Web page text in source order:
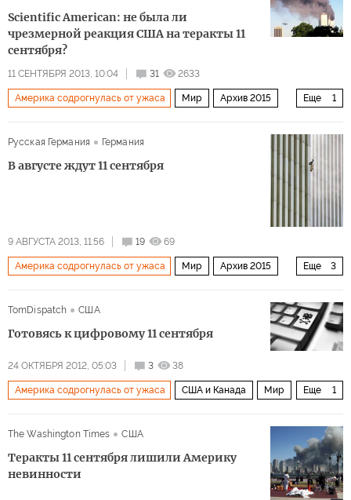
Scientific American: не была ли
чрезмерной реакция США на теракты 11
сентября?
11 СЕНТЯБРЯ 2013, 10:04 31 2633
Еще 1
Америка содрогнулась от ужаса Мир Архив 2015
Русская Германия
Германия
В августе ждут 11 сентября
9 АВГУСТА 2013, 11:56 19 69
Еще 3
Америка содрогнулась от ужаса Мир Архив 2015
TomDispatch
США
Готовясь к цифровому 11 сентября
24 ОКТЯБРЯ 2012, 05:03 3 38
Еще 1
Америка содрогнулась от ужаса США и Канада Мир
The Washington Times
США
Теракты 11 сентября лишили Америку
невинности